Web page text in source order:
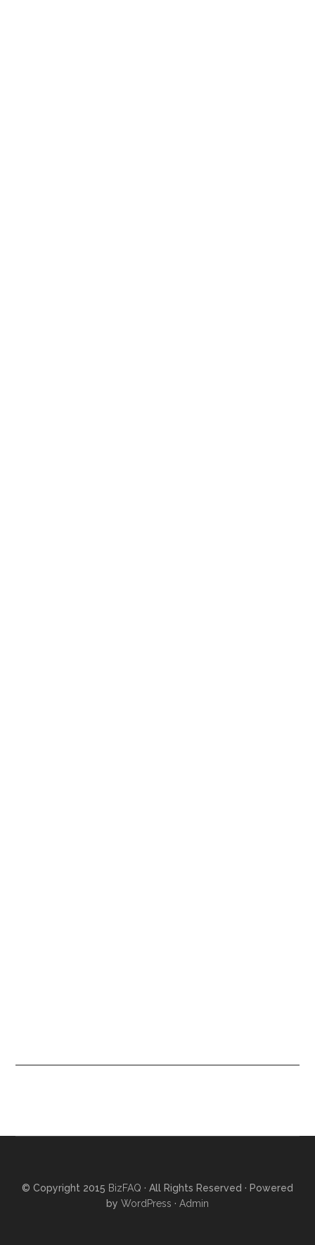
© Copyright 2015 BizFAQ · All Rights Reserved · Powered
by WordPress · Admin